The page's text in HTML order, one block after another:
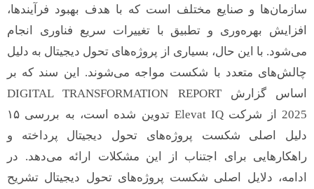
سازمان‌ها و صنایع مختلف است که با هدف بهبود فرآیندها،
افزایش بهره‌وری و تطبیق با تغییرات سریع فناوری انجام
می‌شود. با این حال، بسیاری از پروژه‌های تحول دیجیتال به دلیل
چالش‌های متعدد با شکست مواجه می‌شوند. این سند که بر
اساس گزارش DIGITAL TRANSFORMATION REPORT
2025 از شرکت Elevat IQ تدوین شده است، به بررسی ۱۵
دلیل اصلی شکست پروژه‌های تحول دیجیتال پرداخته و
راهکارهایی برای اجتناب از این مشکلات ارائه می‌دهد. در
ادامه، دلایل اصلی شکست پروژه‌های تحول دیجیتال تشریح